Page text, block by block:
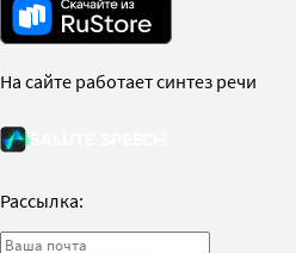
На сайте работает синтез речи
Рассылка: